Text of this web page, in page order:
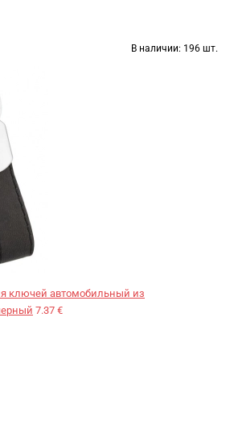
В наличии: 196 шт.
ключей автомобильный из
7.37 €